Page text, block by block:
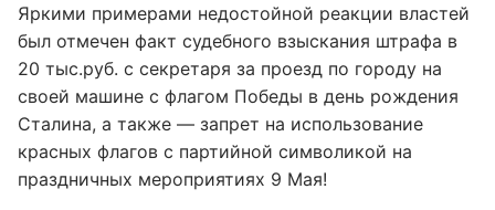
Яркими примерами недостойной реакции властей
был отмечен факт судебного взыскания штрафа в
20 тыс.руб. с секретаря за проезд по городу на
своей машине с флагом Победы в день рождения
Сталина, а также — запрет на использование
красных флагов с партийной символикой на
праздничных мероприятиях 9 Мая!